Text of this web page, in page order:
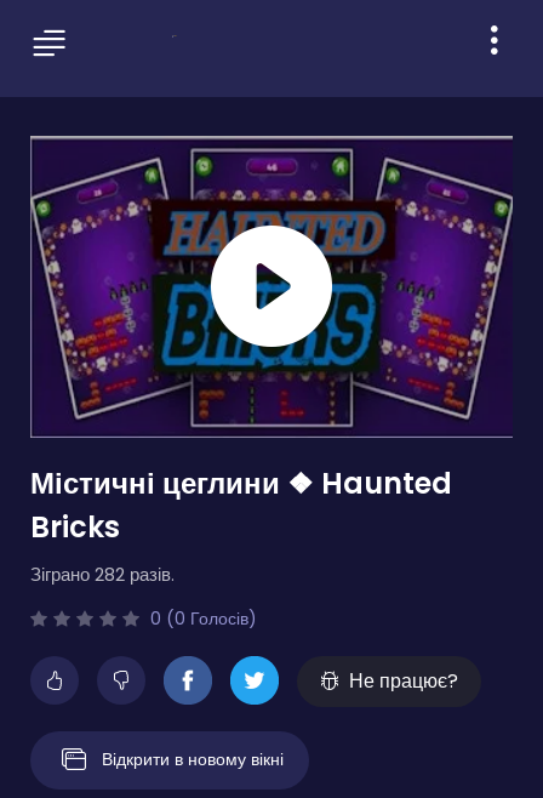
Містичні цеглини ❖ Haunted
Bricks
Зіграно 282 разів.
0 (0 Голосів)
Не працює?
Відкрити в новому вікні